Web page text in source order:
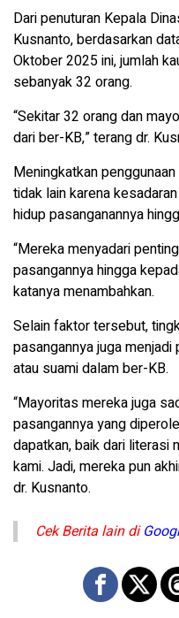
Dari penuturan Kepala
Kusnanto, berdasarkan
Oktober 2025 ini, jumlah
sebanyak 32 orang.
“Sekitar 32 orang dan
dari ber-KB,” terang dr.
Meningkatkan
tidak lain karena
hidup pasanganannya
“Mereka menyadari
pasangannya hingga
katanya menambahkan.
Selain faktor tersebut,
pasangannya juga menjadi
atau suami dalam ber-KB.
“Mayoritas mereka juga
pasangannya yang
dapatkan, baik dari literasi
kami. Jadi, mereka pun
dr. Kusnanto.
Cek Berita lain di